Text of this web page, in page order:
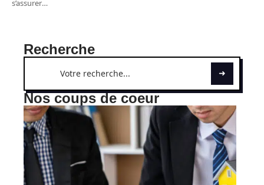
s’assurer…
Recherche
Nos coups de coeur